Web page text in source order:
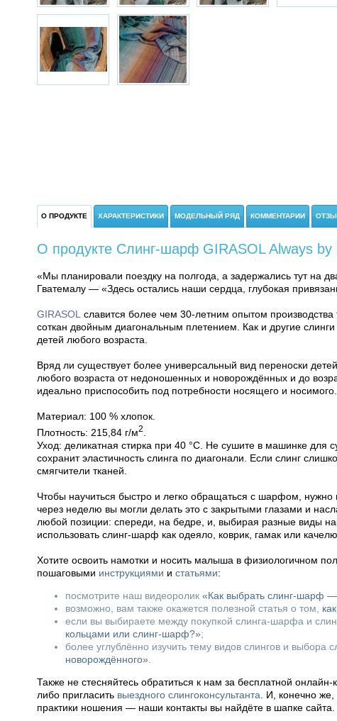
О ПРОДУКТЕ ХАРАКТЕРИСТИКИ МОДЕЛЬНЫЙ РЯД КОММЕНТАРИИ
О продукте Слинг-шарф GIRASOL Always
«Мы планировали поездку на полгода, а задержались тут на
Гватемалу — «Здесь остались наши сердца, глубокая
GIRASOL славится более чем 30-летним опытом
соткан двойным диагональным плетением. Как и другие слинги
детей любого возраста.
Вряд ли существует более универсальный вид переноски
любого возраста от недоношенных и новорождённых и до
идеально приспособить под потребности носящего и носимого.
Материал: 100 % хлопок.
Плотность: 215,84 г/м2
Уход: деликатная стирка при 40 °С. Не сушите в машинке для
сохранит эластичность слинга по диагонали. Если слинг
смягчители тканей.
Чтобы научиться быстро и легко обращаться с шарфом, нужно
через неделю вы могли делать это с закрытыми глазами и
любой позиции: спереди, на бедре, и, выбирая разные виды
использовать слинг-шарф как одеяло, коврик, гамак или
Хотите освоить намотки и носить малыша в физиологичном
пошаговыми инструкциями и статьями:
посмотрите наш видеоролик «Как выбрать слинг-шарф
возможно, вам также окажется полезной статья о том,
если вы выбираете между покупкой слинга-шарфа и
кольцами или слинг-шарф?»;
более углублённо изучить тему видов слингов и выбора
новорождённого»
Также не стесняйтесь обратиться к нам за бесплатной онлайн-
либо пригласить выездного слингоконсультанта . И, конечно
практики ношения — наши контакты вы найдёте в шапке